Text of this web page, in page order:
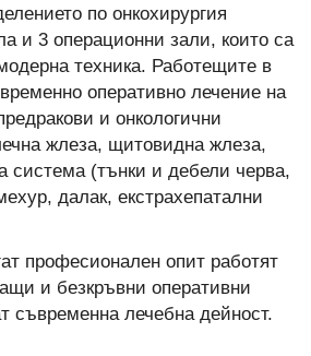
по онкохирургия
и 3 операционни зали, които са
техника. Работещите в
оперативно лечение на
и онкологични
жлеза, щитовидна жлеза,
система (тънки и дебели черва,
далак, екстрахепатални
професионален опит работят
и безкръвни оперативни
съвременна лечебна дейност.